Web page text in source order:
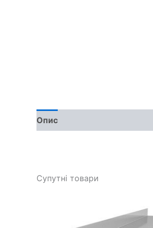
Опис
Супутні товари